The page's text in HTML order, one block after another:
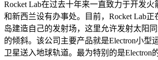
Rocket Lab在过去十年来一直致力于开发
和新西兰设有办事处。目前，Rocket Lab正
岛建造自己的发射场，这里允许发射太阳
的倾斜。该公司主要产品就是Electron小型
卫星送入地球轨道。最为特别的是Electron